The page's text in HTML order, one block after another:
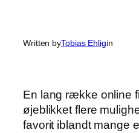
Written byTobias Ehligin
En lang række online
øjeblikket flere
favorit iblandt mange